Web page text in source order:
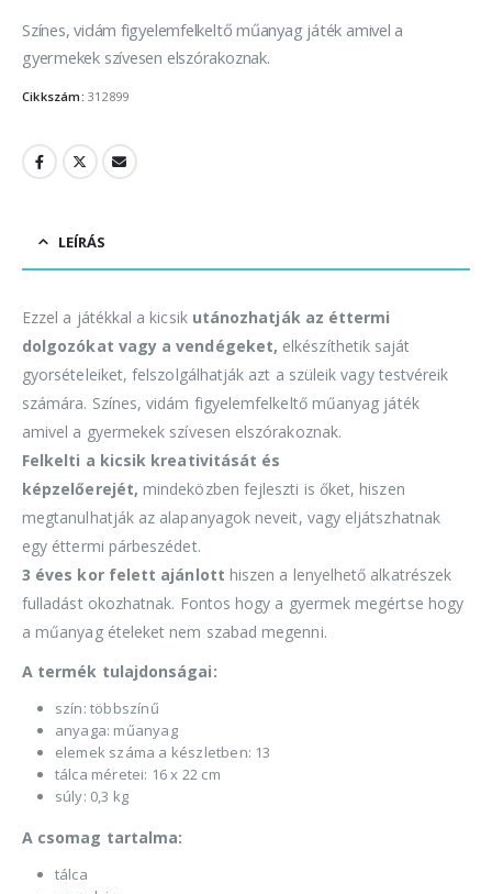
Színes, vidám figyelemfelkeltő műanyag játék amivel a
gyermekek szívesen elszórakoznak.
Cikkszám: 312899
LEÍRÁS
Ezzel a játékkal a kicsik utánozhatják az éttermi
dolgozókat vagy a vendégeket, elkészíthetik saját
gyorsételeiket, felszolgálhatják azt a szüleik vagy testvéreik
számára. Színes, vidám figyelemfelkeltő műanyag játék
amivel a gyermekek szívesen elszórakoznak.
Felkelti a kicsik kreativitását és
képzelőerejét, mindeközben fejleszti is őket, hiszen
megtanulhatják az alapanyagok neveit, vagy eljátszhatnak
egy éttermi párbeszédet.
3 éves kor felett ajánlott hiszen a lenyelhető alkatrészek
fulladást okozhatnak. Fontos hogy a gyermek megértse hogy
a műanyag ételeket nem szabad megenni.
A termék tulajdonságai:
szín: többszínű
anyaga: műanyag
elemek száma a készletben: 13
tálca méretei: 16 x 22 cm
súly: 0,3 kg
A csomag tartalma:
tálca